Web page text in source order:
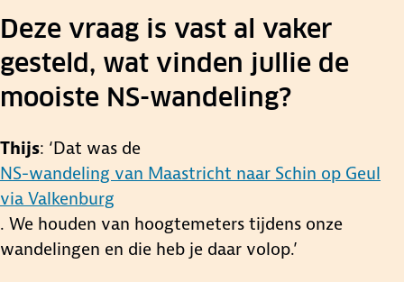
Deze vraag is vast al vaker
gesteld, wat vinden jullie de
mooiste NS-wandeling?
Thijs: ‘Dat was de
NS-wandeling van Maastricht naar Schin op Geul
via Valkenburg
. We houden van hoogtemeters tijdens onze
wandelingen en die heb je daar volop.’